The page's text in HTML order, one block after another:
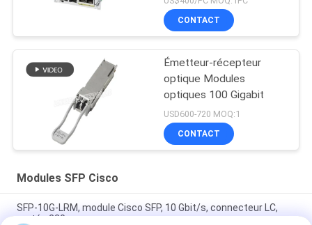
CONTACT
Émetteur-récepteur
optique Modules
optiques 100 Gigabit
USD600-720 MOQ:1
CONTACT
Modules SFP Cisco
SFP-10G-LRM, module Cisco SFP, 10 Gbit/s, connecteur LC,
portée 220 m